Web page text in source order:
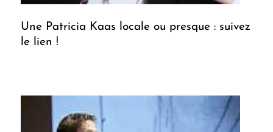
Une Patricia Kaas locale ou presque : suivez
le lien !